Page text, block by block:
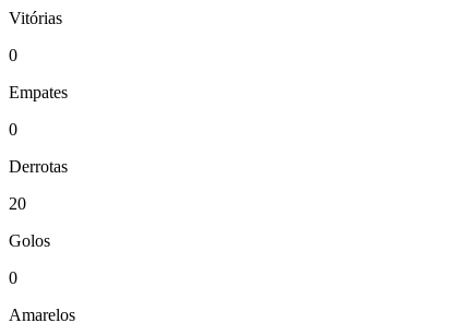
Vitórias
0
Empates
0
Derrotas
20
Golos
0
Amarelos